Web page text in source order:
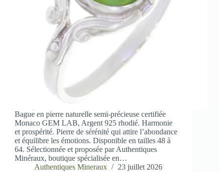
Bague en pierre naturelle semi-précieuse certifiée
Monaco GEM LAB, Argent 925 rhodié. Harmonie
et prospérité. Pierre de sérénité qui attire l’abondance
et équilibre les émotions. Disponible en tailles 48 à
64. Sélectionnée et proposée par Authentiques
Minéraux, boutique spécialisée en…
Authentiques Mineraux
23 juillet 2026